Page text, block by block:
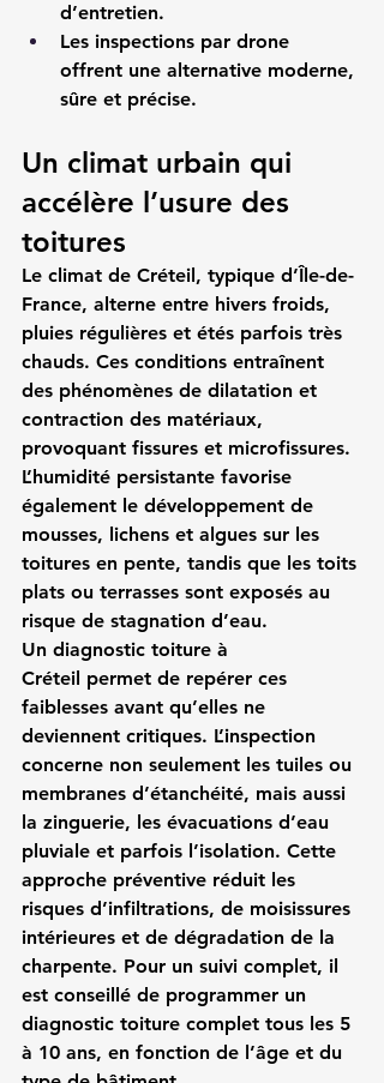
d’entretien.
Les inspections par drone
offrent une alternative moderne,
sûre et précise.
Un climat urbain qui
accélère l’usure des
toitures
Le climat de Créteil, typique d’Île-de-
France, alterne entre hivers froids,
pluies régulières et étés parfois très
chauds. Ces conditions entraînent
des phénomènes de dilatation et
contraction des matériaux,
provoquant fissures et microfissures.
L’humidité persistante favorise
également le développement de
mousses, lichens et algues sur les
toitures en pente, tandis que les toits
plats ou terrasses sont exposés au
risque de stagnation d’eau.
Un diagnostic toiture à
Créteil permet de repérer ces
faiblesses avant qu’elles ne
deviennent critiques. L’inspection
concerne non seulement les tuiles ou
membranes d’étanchéité, mais aussi
la zinguerie, les évacuations d’eau
pluviale et parfois l’isolation. Cette
approche préventive réduit les
risques d’infiltrations, de moisissures
intérieures et de dégradation de la
charpente. Pour un suivi complet, il
est conseillé de programmer un
diagnostic toiture complet tous les 5
à 10 ans, en fonction de l’âge et du